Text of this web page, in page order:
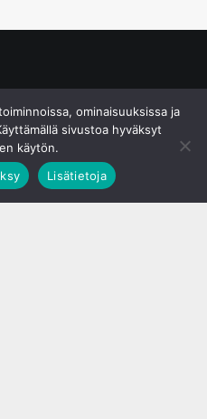
ominaisuuksissa ja
sivustoa hyväksyt
käytön.
Lisätietoja